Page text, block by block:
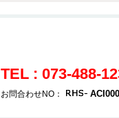
TEL : 073-488-
お問合わせNO：